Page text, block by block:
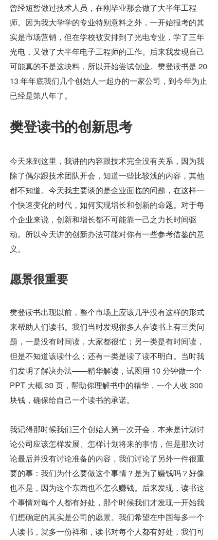
曾经短暂做过技术人员，在刚毕业那会做了大半年工程
师。因为我大学学的专业特别意料之外，一开始报考的其
实是市场营销，但在学校被安排到了光电专业，学了三年
光电，又做了大半年电子工程师的工作。后来我发现自己
可能真的不是这块料，所以开始尝试创业。樊登读书是 20
13 年年底我们几个创始人一起办的一家公司，到今年为止
已经是第八年了。
樊登读书的创新思考
今天来到这里，我讲的内容跟技术完全没有关系，因为我
除了偶尔跟技术团队开会，知道一些比较浅的内容，其他
都不知道。今天我主要谈的是企业面临的问题，在这样一
个快速变化的时代，如何实现增长和创新的命题。对于每
个企业来说，创新和增长都不可能靠一己之力长时间驱
动。所以今天讲的创新办法可能对你有一些参考借鉴的意
义。
愿景很重要
樊登读书出现以前，整个市场上应该几乎没有这样的形式
来帮助人们读书。我们当时发现很多人在读书上有三类问
题，一是没有时间读，大家都很忙；另一类是有时间读，
但是不知道该读什么；还有一类是读了读不明白。当时我
们发明了解决办法——精华解读，试图用 10 分钟做一个
PPT 大概 30 页，帮助你理解书中的精华，一个人收 300
块钱，确保给自己一个读书的承诺。
我记得那时候我们三个创始人第一次开会，本来是计划讨
论公司应该怎样发展、怎样计划将来的事情，但是那次讨
论最后并没有讨论准备的内容，我们讨论了另外一件很重
要的事：我们为什么要做这个事情？是为了赚钱吗？好像
也不是，因为这个东西也不怎么赚钱。后来发现，读书这
个事情对每个人都有好处，那个时候我们才发现一开始我
们想确定的其实是公司的愿景。我们希望在中国每多一个
人读书，就多一份祥和，读书对每个人都有好处，我们可